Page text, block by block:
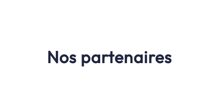
Nos partenaires